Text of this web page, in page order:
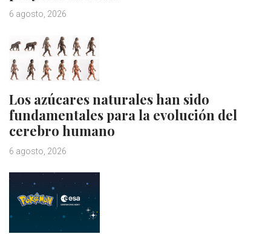
6 agosto, 2026
Los azúcares naturales han sido
fundamentales para la evolución del
cerebro humano
6 agosto, 2026